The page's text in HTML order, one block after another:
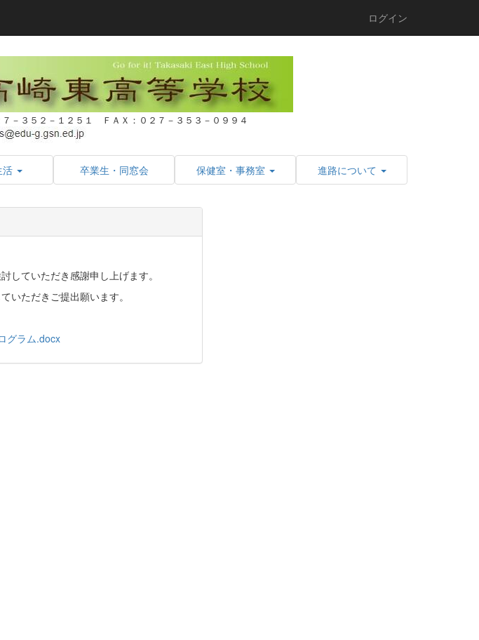
ログイン
－３５２－１２５１ ＦＡＸ：０２７－３５３－０９９４
活 卒業生・同窓会 保健室・事務室 進路について
していただき感謝申し上げます。
いただきご提出願います。
グラム.docx